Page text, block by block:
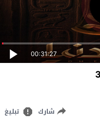
00:31:27
شارك تبليغ